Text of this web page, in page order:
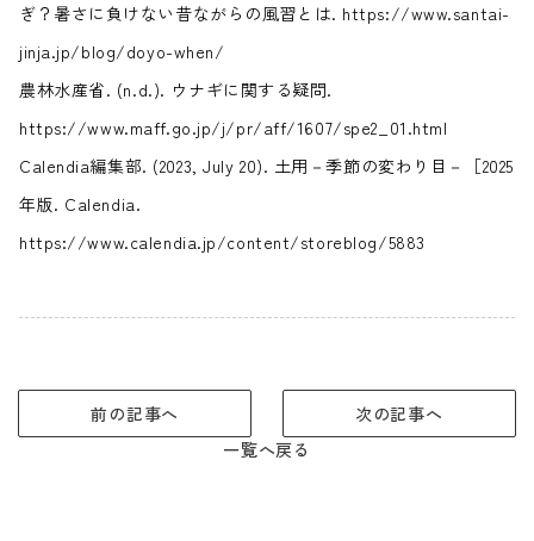
ぎ？暑さに負けない昔ながらの風習とは. https://www.santai-
jinja.jp/blog/doyo-when/
農林水産省. (n.d.). ウナギに関する疑問.
https://www.maff.go.jp/j/pr/aff/1607/spe2_01.html
Calendia編集部. (2023, July 20). 土用－季節の変わり目－［2025
年版. Calendia.
https://www.calendia.jp/content/storeblog/5883
前の記事へ
一覧へ戻る
次の記事へ